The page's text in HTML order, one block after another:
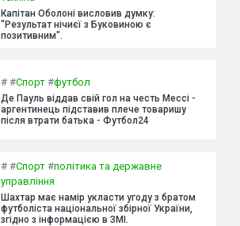
Капітан Оболоні висловив думку:
"Результат нічиєї з Буковиною є
позитивним".
# #Спорт #футбол
Де Пауль віддав свій гол на честь Мессі -
аргентинець підставив плече товаришу
після втрати батька - Футбол24
# #Спорт #політика та державне
управління
Шахтар має намір укласти угоду з братом
футболіста національної збірної України,
згідно з інформацією в ЗМІ.